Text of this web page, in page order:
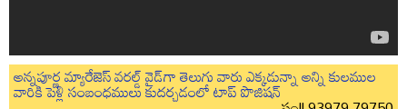
అన్నపూర్ణ మ్యారేజెస్ వరల్డ్ వైడ్‌గా తెలుగు వారు ఎక్కడున్నా అన్ని కులముల
వారికి పెళ్లి సంబంధములు కుదర్చడంలో టాప్ పొజిషన్